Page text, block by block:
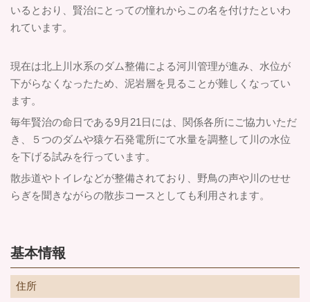
いるとおり、賢治にとっての憧れからこの名を付けたといわ
れています。
現在は北上川水系のダム整備による河川管理が進み、水位が
下がらなくなったため、泥岩層を見ることが難しくなってい
ます。
毎年賢治の命日である9月21日には、関係各所にご協力いただ
き、５つのダムや猿ケ石発電所にて水量を調整して川の水位
を下げる試みを行っています。
散歩道やトイレなどが整備されており、野鳥の声や川のせせ
らぎを聞きながらの散歩コースとしても利用されます。
基本情報
住所